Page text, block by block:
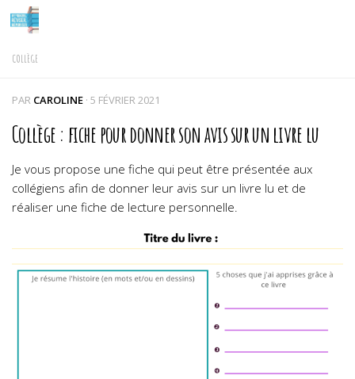
Skip to content
COLLÈGE
PAR CAROLINE · 5 FÉVRIER 2021
Collège : fiche pour donner son avis sur un livre lu
Je vous propose une fiche qui peut être présentée aux
collégiens afin de donner leur avis sur un livre lu et de
réaliser une fiche de lecture personnelle.